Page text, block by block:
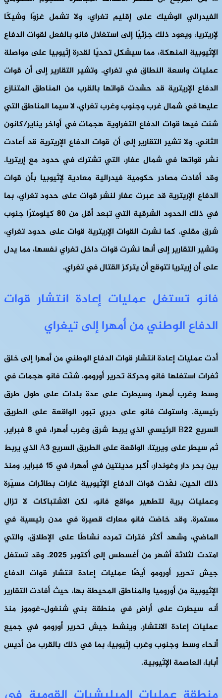
الفيدرالي الوشيك على إقليم تغراي، ولا تشمل غزوًا وشيكًا
لإريتريا، ويعود ذلك جزئيًا إلى استغلال فانو بالفعل لقوات الدفاع
الإثيوبية المنهكة، مما سيشكل تحديًا لقدرة إثيوبيا على مواصلة
عمليات واسعة النطاق في تغراي. وتشير التقارير إلى أن قوات
الدفاع الإريترية قد حشدت قواتها بالقرب من المناطق المتنازع
عليها في شمال غرب وجنوب وغرب تغراي، لا سيما المناطق التي
شنت فيها قوات الدفاع التغراوية هجمات في أواخر يناير/كانون
الثاني. ولا تشير التقارير إلى أن قوات الدفاع الإريترية قد أعادت
نشر قواتها في شمال عفار، التي تشترك في حدود مع إريتريا.
وقد أفادت مصادر حكومية فيدرالية معادية لإثيوبيا بأن قوات
الدفاع الإريترية قد عبرت عفار لنشر قوات على حدود تغراي، بما
في ذلك الحدود الشرقية التي تبعد أقل من 80 كيلومترًا جنوب
شرق مقلي. كما نشرت القوات الإريترية قوات على حدود تغراي،
وتشير التقارير إلى أنها نشرت قوات داخل تغراي نفسها، مما يدل
على أن إريتريا تتوقع أن يتركز القتال في تغراي.
فانو تستغل عمليات إعادة انتشار قوات
الدفاع الوطني من أمهرا إلى تيغراي
أدت عمليات إعادة انتشار قوات الدفاع الوطني من أمهرا إلى خلق
ثغرات استغلها فانو وحركة تحرير أورومو. شنّت فانو هجمات في
وسط وغرب أمهرا، وسيطرت على عدة بلدات على طول طرق
رئيسية. واستولت فانو على دبري تبور، الواقعة على الطريق
السريع B22 الرئيسي الذي يربط شرق وغرب أمهرا، في 8 فبراير.
ثم سيطر على ويريتا، الواقعة على الطريق السريع A3 الذي يربط
بين بحر دار وغوندار، أكبر مدينتين في أمهرا، في 15 فبراير. ومنذ
ذلك الحين، نفّذت قوات الدفاع الإثيوبية غارات بطائرات مسيّرة
وعمليات برية لتطهير مواقع فانو، لكن الاشتباكات لا تزال
مستمرة. وقد خاضت فانو معارك قصيرة في مدن رئيسية في
الماضي، وشهد أكثر فترات تمرده نشاطًا على الإطلاق، والتي
امتدت لثلاثة أشهر من أغسطس إلى أكتوبر 2025. وقد تستغل
جيش تحرير أورومو أيضًا عمليات إعادة انتشار قوات الدفاع
الإثيوبية من أوروميا والمناطق المحيطة بها، حيث أفادت التقارير
أنه سيطرت على أراضٍ في منطقة بني شنغول-غوموز منذ
عمليات إعادة الانتشار. وينشط جيش تحرير أورومو في جميع
أنحاء وسط وجنوب وغرب إثيوبيا، بما في ذلك بالقرب من أديس
أبابا، العاصمة الإثيوبية.